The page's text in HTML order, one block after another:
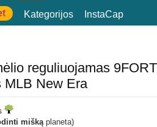
Kategorijos InstaCap
reguliuojamas
MLB New Era
miškąplaneta)